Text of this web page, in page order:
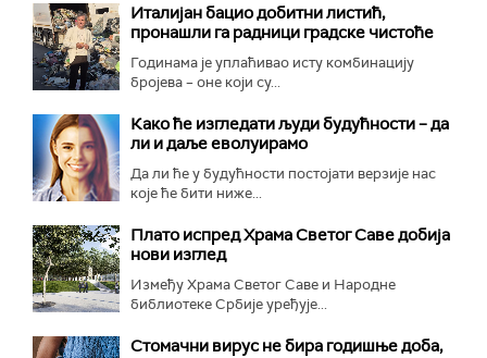
Италијан бацио добитни листић,
пронашли га радници градске чистоће
Годинама је уплаћивао исту комбинацију
бројева – оне који су...
Како ће изгледати људи будућности – да
ли и даље еволуирамо
Да ли ће у будућности постојати верзије нас
које ће бити ниже...
Плато испред Храма Светог Саве добија
нови изглед
Између Храма Светог Саве и Народне
библиотеке Србије уређује...
Стомачни вирус не бира годишње доба,